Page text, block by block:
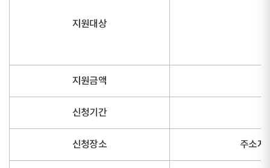
지원대상
지원금액
신청기간
신청장소 주소지